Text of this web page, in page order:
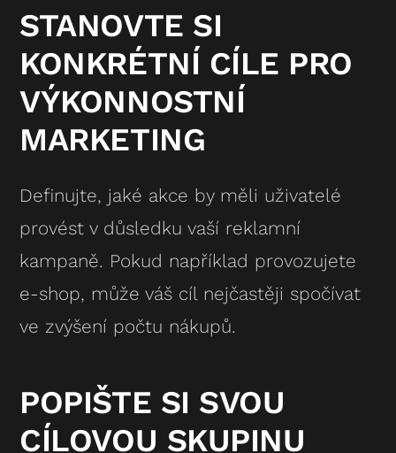
STANOVTE SI
KONKRÉTNÍ CÍLE PRO
VÝKONNOSTNÍ
MARKETING
Definujte, jaké akce by měli uživatelé
provést v důsledku vaší reklamní
kampaně. Pokud například provozujete
e-shop, může váš cíl nejčastěji spočívat
ve zvýšení počtu nákupů.
POPIŠTE SI SVOU
CÍLOVOU SKUPINU